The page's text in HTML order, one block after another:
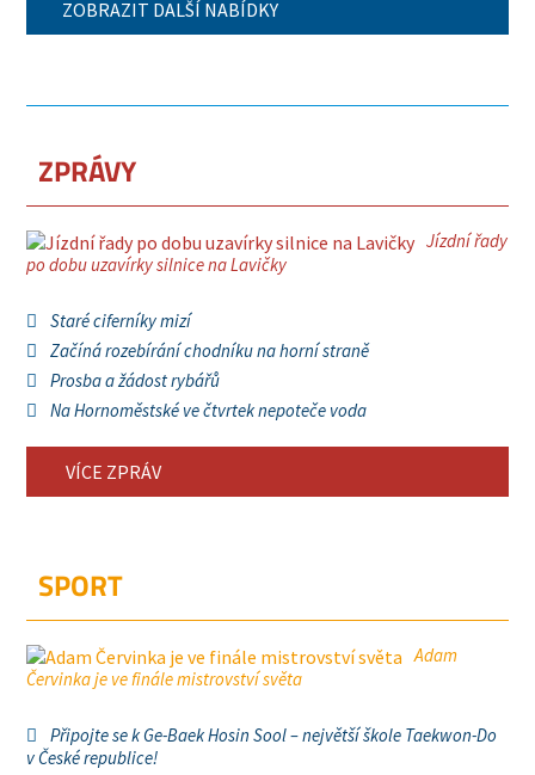
ZOBRAZIT DALŠÍ NABÍDKY
ZPRÁVY
Jízdní řady
po dobu uzavírky silnice na Lavičky
Staré ciferníky mizí
Začíná rozebírání chodníku na horní straně
Prosba a žádost rybářů
Na Hornoměstské ve čtvrtek nepoteče voda
VÍCE ZPRÁV
SPORT
Adam
Červinka je ve finále mistrovství světa
Připojte se k Ge-Baek Hosin Sool – největší škole Taekwon-Do
v České republice!